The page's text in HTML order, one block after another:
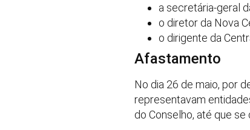
a secretária-geral
o diretor da Nova
o dirigente da
Afastamento
No dia 26 de maio, por
representavam
do Conselho, até que